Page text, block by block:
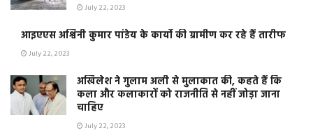
July 22, 2023
आइएएस अश्विनी कुमार पांडेय के कार्यो की ग्रामीण कर रहे हैं तारीफ
July 22, 2023
अखिलेश ने गुलाम अली से मुलाकात की, कहते हैं कि
कला और कलाकारों को राजनीति से नहीं जोड़ा जाना
चाहिए
July 22, 2023